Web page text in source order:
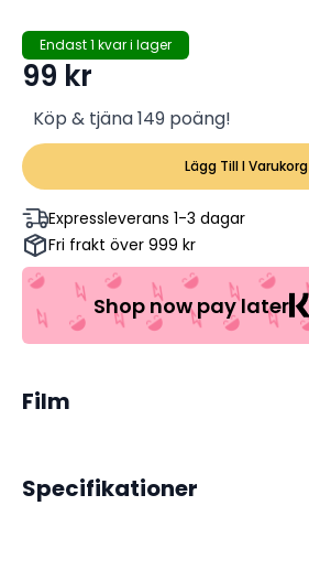
Endast 1 kvar i lager
99 kr
Köp & tjäna 149 poäng!
Lägg Till I Varukorg
Expressleverans 1-3 dagar
Fri frakt över 999 kr
Shop now pay later
Film
Specifikationer